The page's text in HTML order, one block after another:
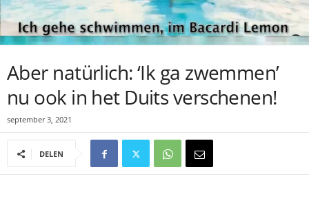
Aber natürlich: ‘Ik ga zwemmen’
nu ook in het Duits verschenen!
september 3, 2021
DELEN